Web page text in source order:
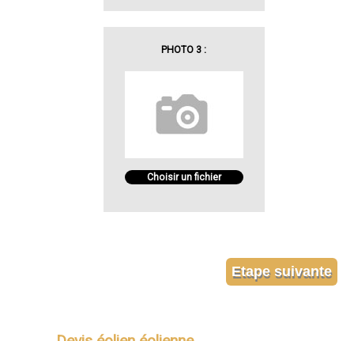
PHOTO 3 :
Choisir un fichier